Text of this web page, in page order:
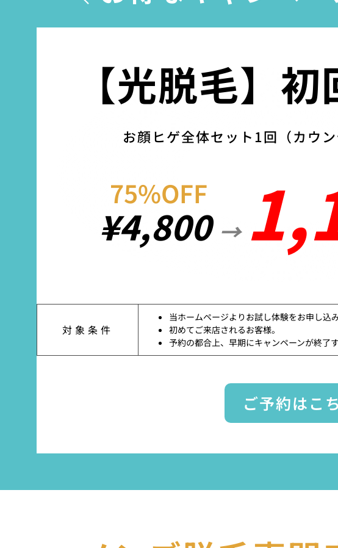
【光脱毛】
お顔ヒゲ全体セット1回（カウン
75%OFF
¥4,800 →
対象条件
当ホームページよりお試し体験をお申し込
初めてご来店されるお客様。
予約の都合上、早期にキャンペーンが終了
ご予約はこ